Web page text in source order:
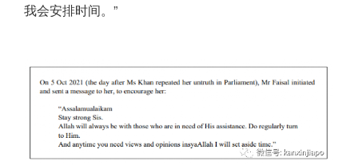
我会安排时间。”